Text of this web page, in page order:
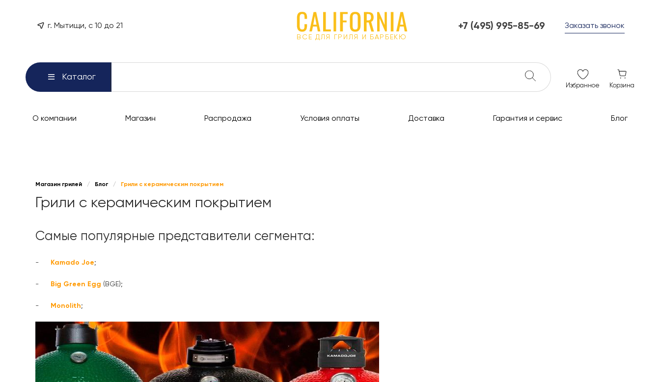
г. Мытищи, с 10 до 21
ВСЕ ДЛЯ ГРИЛЯ И БАРБЕКЮ
+7 (495) 995-85-69
ежедневно с 10 до 21
Заказать звонок
Каталог
Избранное Корзина
О компании Магазин Распродажа Условия оплаты Доставка Гарантия и сервис Блог
Магазин грилей / Блог / Грили с керамическим покрытием
Грили с керамическим покрытием
Самые популярные представители сегмента:
- Kamado Joe;
- Big Green Egg (BGE);
- Monolith;